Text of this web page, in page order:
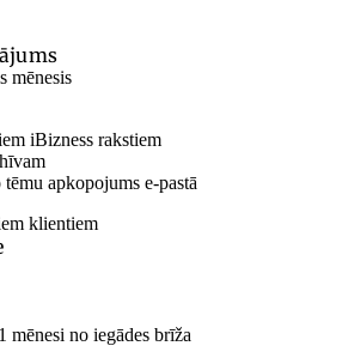
mēnesis
iBizness rakstiem
apkopojums e-pastā
klientiem
mēnesi no iegādes brīža